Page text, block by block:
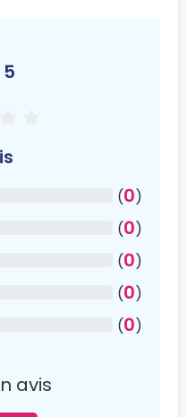
(0)
(0)
(0)
(0)
(0)
avis